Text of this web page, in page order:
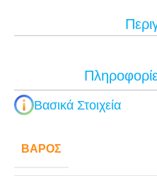
Βασικά Στοιχεία
ΒΆΡΟΣ